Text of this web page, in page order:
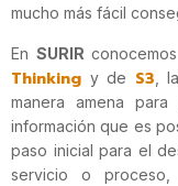
mucho más fácil
En SURIR
Thinkingy de S3 ,
manera amena
información que es
paso inicial para el
servicio o